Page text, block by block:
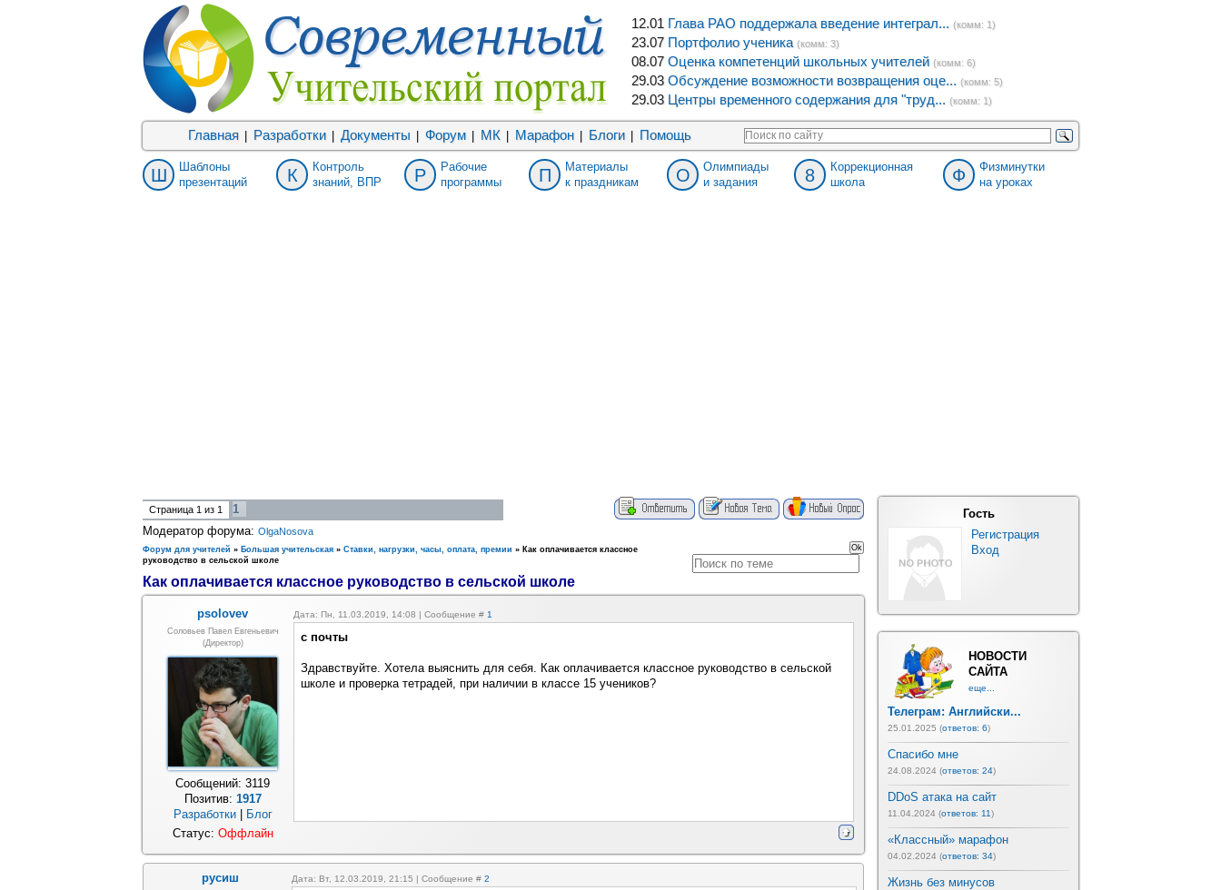
12.01 Глава РАО поддержала введение интеграл... (комм: 1)
23.07 Портфолио ученика (комм: 3)
08.07 Оценка компетенций школьных учителей (комм: 6)
29.03 Обсуждение возможности возвращения оце... (комм: 5)
29.03 Центры временного содержания для "труд... (комм: 1)
Главная Разработки Документы Форум МК Марафон Блоги Помощь
Ш
Шаблоны
презентаций
К
Контроль
знаний, ВПР
Р
Рабочие
программы
П
Материалы
к праздникам
О
Олимпиады
и задания
8
Коррекционная
школа
Ф
Физминутки
на уроках
Страница 1 из 1
1
Модератор форума: OlgaNosova
Форум для учителей » Большая учительская » Ставки, нагрузки, часы, оплата, премии » Как оплачивается классное
руководство в сельской школе
Как оплачивается классное руководство в сельской школе
psolovev Дата: Пн, 11.03.2019, 14:08 | Сообщение # 1
Соловьев Павел Евгеньевич
(Директор)
Сообщений: 3119
Позитив: 1917
Разработки| Блог
с почты
Здравствуйте. Хотела выяснить для себя. Как оплачивается классное руководство в сельской
школе и проверка тетрадей, при наличии в классе 15 учеников?
Статус: Оффлайн
русиш Дата: Вт, 12.03.2019, 21:15 | Сообщение # 2
Гость
Регистрация
Вход
НОВОСТИ
САЙТА
еще...
Телеграм: Английски...
25.01.2025 (ответов: 6)
Спасибо мне
24.08.2024 (ответов: 24)
DDoS атака на сайт
11.04.2024 (ответов: 11)
«Классный» марафон
04.02.2024 (ответов: 34)
Жизнь без минусов